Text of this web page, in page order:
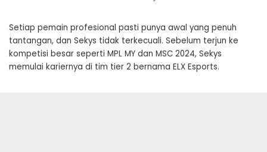
Setiap pemain profesional pasti punya awal yang penuh
tantangan, dan Sekys tidak terkecuali. Sebelum terjun ke
kompetisi besar seperti MPL MY dan MSC 2024, Sekys
memulai kariernya di tim tier 2 bernama ELX Esports.